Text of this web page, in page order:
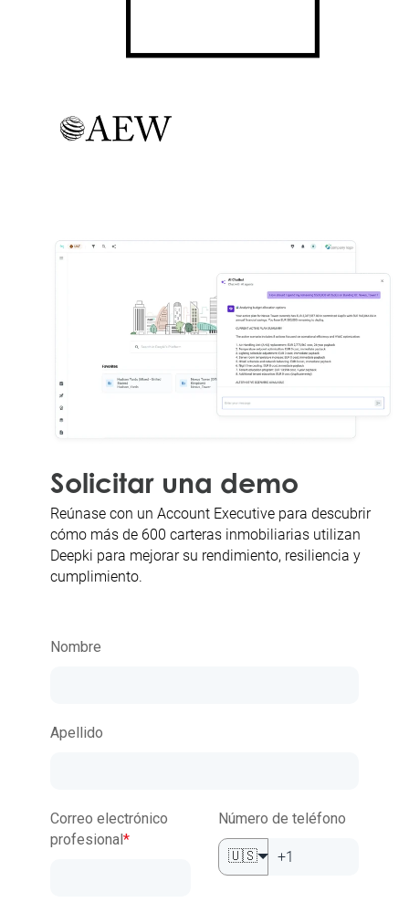
Solicitar una demo
Reúnase con un Account Executive para descubrir
cómo más de 600 carteras inmobiliarias utilizan
Deepki para mejorar su rendimiento, resiliencia y
cumplimiento.
Nombre
Apellido
Correo electrónico
profesional*
Número de teléfono
🇺🇸